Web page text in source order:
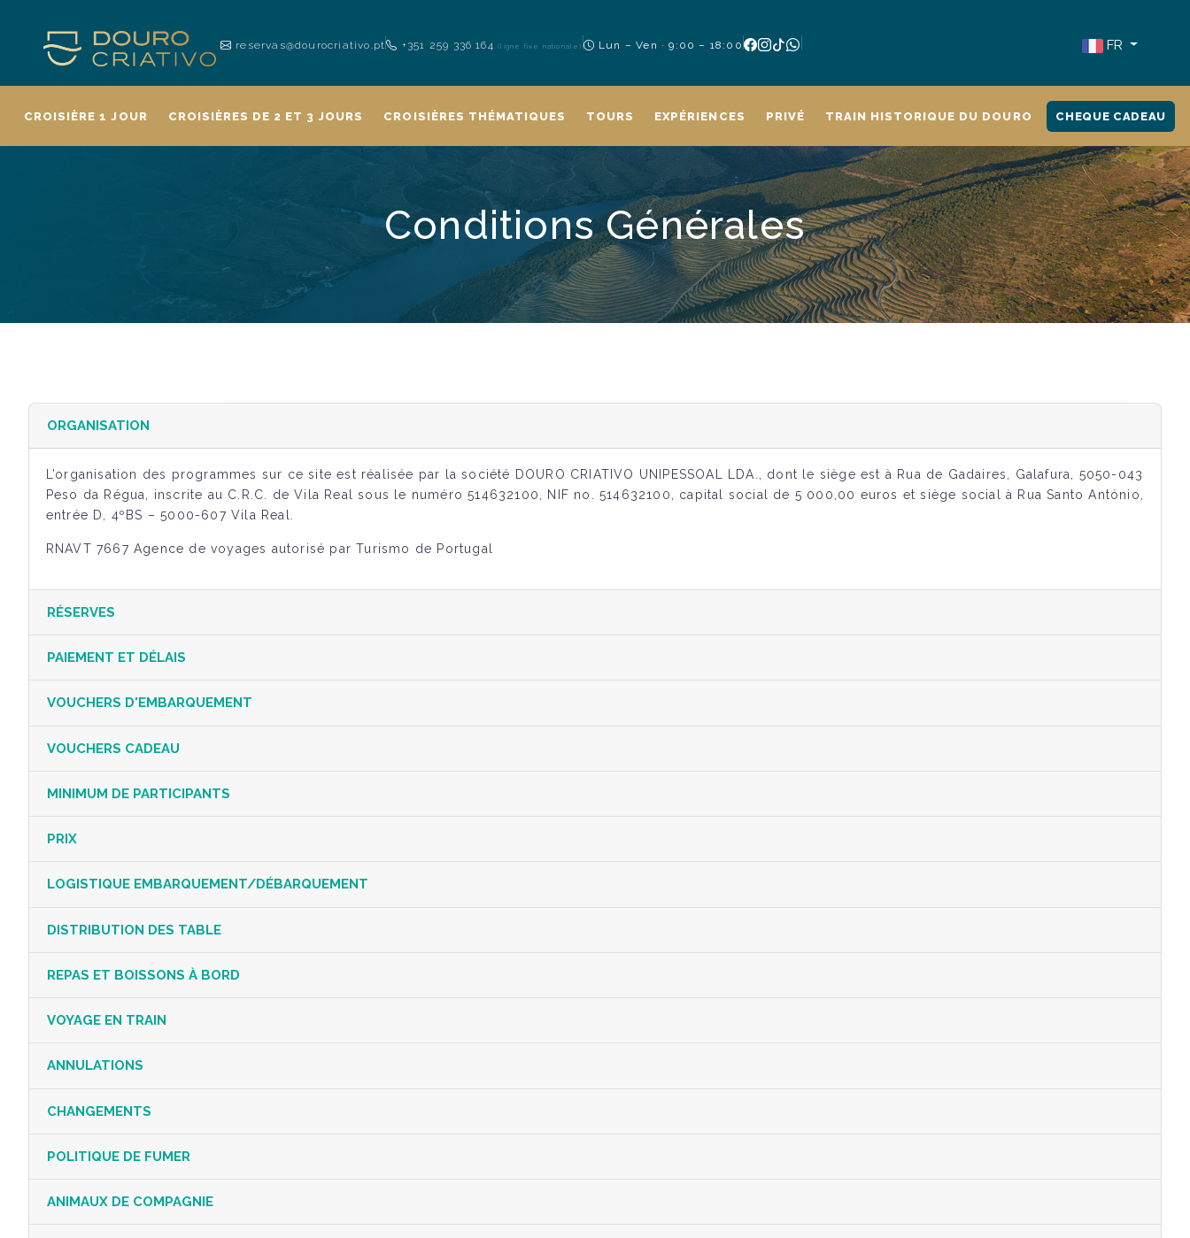
reservas@dourocriativo.pt +351 259 336 164(ligne fixe nationale) Lun – Ven · 9:00 – 18:00 FR
CROISIÈRE 1 JOUR CROISIÈRES DE 2 ET 3 JOURS CROISIÈRES THÉMATIQUES TOURS EXPÉRIENCES PRIVÉ TRAIN HISTORIQUE DU DOURO CHEQUE CADEAU
Conditions Générales
ORGANISATION
L’organisation des programmes sur ce site est réalisée par la société DOURO CRIATIVO UNIPESSOAL LDA., dont le siège est à Rua de Gadaires, Galafura, 5050-043
Peso da Régua, inscrite au C.R.C. de Vila Real sous le numéro 514632100, NIF no. 514632100, capital social de 5 000,00 euros et siège social à Rua Santo António,
entrée D, 4ºBS – 5000-607 Vila Real.
RNAVT 7667 Agence de voyages autorisé par Turismo de Portugal
RÉSERVES
PAIEMENT ET DÉLAIS
VOUCHERS D'EMBARQUEMENT
VOUCHERS CADEAU
MINIMUM DE PARTICIPANTS
PRIX
LOGISTIQUE EMBARQUEMENT/DÉBARQUEMENT
DISTRIBUTION DES TABLE
REPAS ET BOISSONS À BORD
VOYAGE EN TRAIN
ANNULATIONS
CHANGEMENTS
POLITIQUE DE FUMER
ANIMAUX DE COMPAGNIE